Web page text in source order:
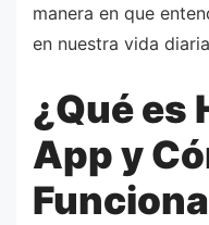
manera en que
en nuestra vida
¿Qué es
App y